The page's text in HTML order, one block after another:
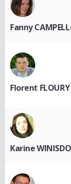
Fanny
Florent FLOURY
Karine